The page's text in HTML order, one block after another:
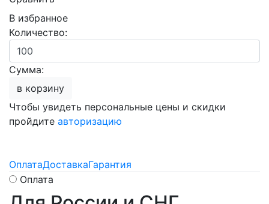
В избранное
Количество:
Сумма:
в корзину
Чтобы увидеть персональные цены и скидки
пройдите авторизацию
ОплатаДоставкаГарантия
Оплата